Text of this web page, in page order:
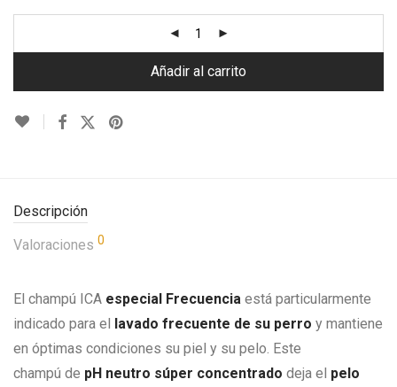
Añadir al carrito
Descripción
Valoraciones 0
El champú ICA especial Frecuencia está particularmente
indicado para el lavado frecuente de su perro y mantiene
en óptimas condiciones su piel y su pelo. Este
champú de pH neutro súper concentrado deja el pelo